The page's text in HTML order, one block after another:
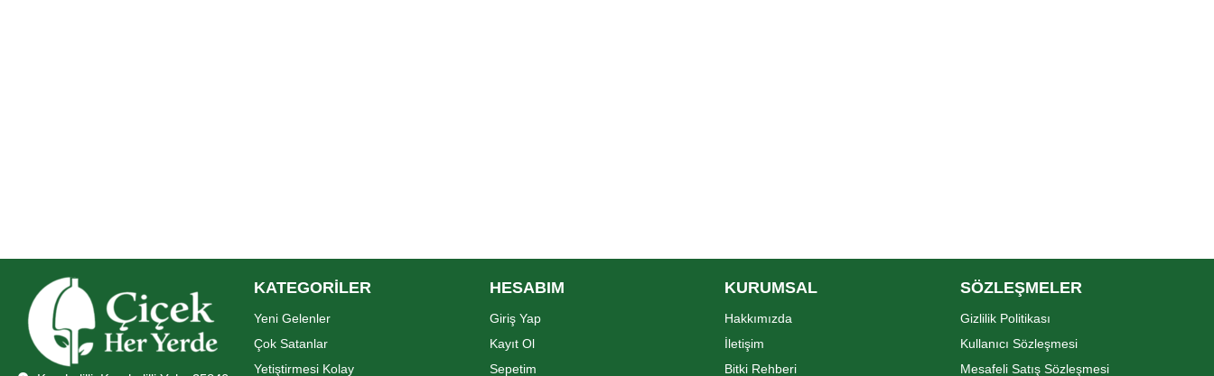
KATEGORİLER
Yeni Gelenler
Çok Satanlar
Yetiştirmesi Kolay
HESABIM
Giriş Yap
Kayıt Ol
Sepetim
KURUMSAL
Hakkımızda
İletişim
Bitki Rehberi
SÖZLEŞMELER
Gizlilik Politikası
Kullanıcı Sözleşmesi
Mesafeli Satış Sözleşmesi